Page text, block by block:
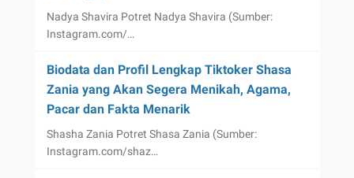
Nadya Shavira Potret Nadya Shavira (Sumber:
Instagram.com/…
Biodata dan Profil Lengkap Tiktoker Shasa
Zania yang Akan Segera Menikah, Agama,
Pacar dan Fakta Menarik
Shasha Zania Potret Shasa Zania (Sumber:
Instagram.com/shaz…